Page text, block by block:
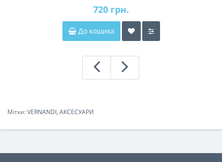
720 грн.
До кошика
Мітки:VERNANDI, АКСЕСУАРИ